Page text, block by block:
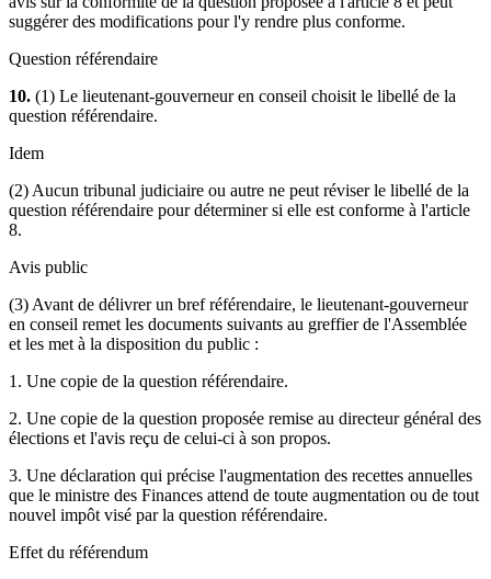
suggérer des modifications pour l'y rendre plus conforme.
Question référendaire
10. (1) Le lieutenant-gouverneur en conseil choisit le libellé de la
question référendaire.
Idem
(2) Aucun tribunal judiciaire ou autre ne peut réviser le libellé de la
question référendaire pour déterminer si elle est conforme à l'article
8.
Avis public
(3) Avant de délivrer un bref référendaire, le lieutenant-gouverneur
en conseil remet les documents suivants au greffier de l'Assemblée
et les met à la disposition du public :
1. Une copie de la question référendaire.
2. Une copie de la question proposée remise au directeur général des
élections et l'avis reçu de celui-ci à son propos.
3. Une déclaration qui précise l'augmentation des recettes annuelles
que le ministre des Finances attend de toute augmentation ou de tout
nouvel impôt visé par la question référendaire.
Effet du référendum